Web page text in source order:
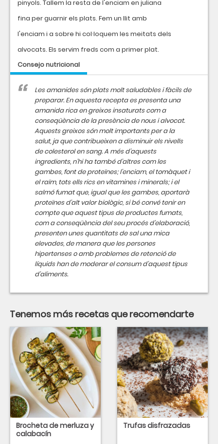
pinyols. Tallem la resta de l'enciam en juliana
fina per guarnir els plats. Fem un llit amb
l'enciam i a sobre hi col·loquem les meitats dels
alvocats. Els servim freds com a primer plat.
Consejo nutricional
Les amanides són plats molt saludables i fàcils de
preparar. En aquesta recepta es presenta una
amanida rica en greixos insaturats com a
conseqüència de la presència de nous i alvocat.
Aquests greixos són molt importants per a la
salut, ja que contribueixen a disminuir els nivells
de colesterol en sang. A més d'aquests
ingredients, n'hi ha també d'altres com les
gambes, font de proteïnes; l'enciam, el tomàquet i
el raïm, tots ells rics en vitamines i minerals; i el
salmó fumat que, igual que les gambes, aportarà
proteïnes d'alt valor biològic, si bé convé tenir en
compte que aquest tipus de productes fumats,
com a conseqüència del seu procés d'elaboració,
presenten unes quantitats de sal una mica
elevades, de manera que les persones
hipertenses o amb problemes de retenció de
líquids han de moderar el consum d'aquest tipus
d'aliments.
Tenemos más recetas que recomendarte
Brocheta de merluza y
calabacín
Trufas disfrazadas